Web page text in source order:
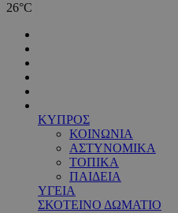
26°C
ΚΥΠΡΟΣ
ΚΟΙΝΩΝΙΑ
ΑΣΤΥΝΟΜΙΚΑ
ΤΟΠΙΚΑ
ΠΑΙΔΕΙΑ
ΥΓΕΙΑ
ΣΚΟΤΕΙΝΟ ΔΩΜΑΤΙΟ